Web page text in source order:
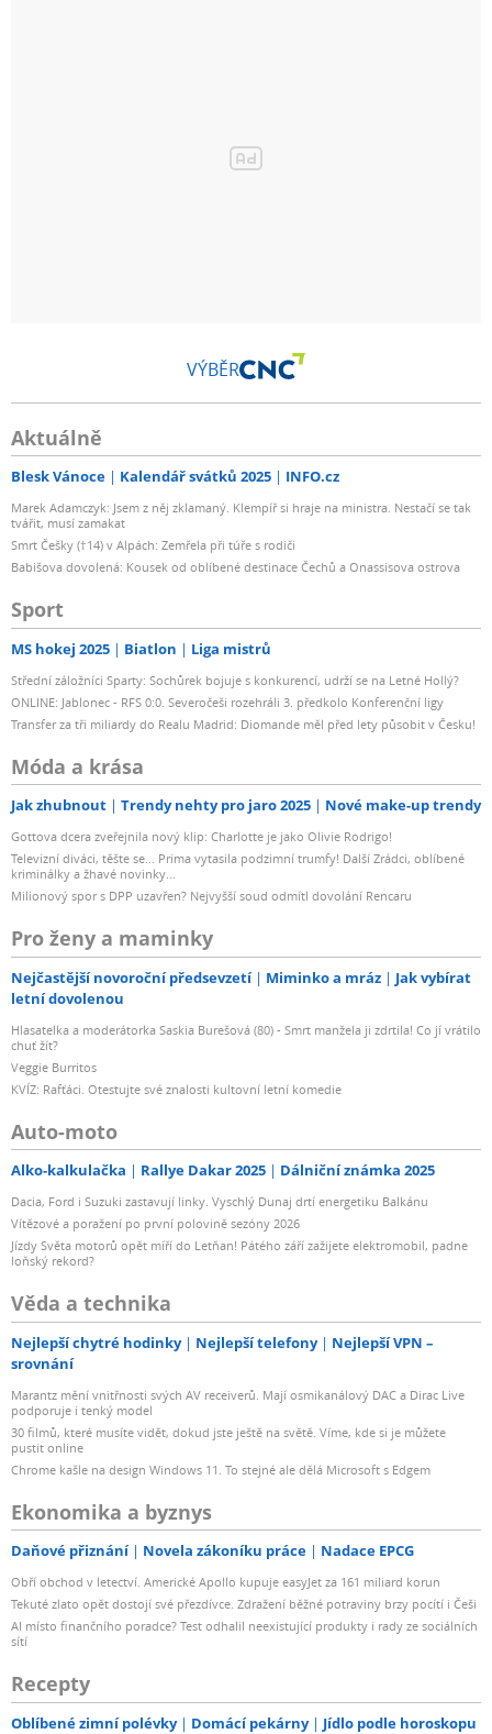
VÝBĚR
Aktuálně
Blesk Vánoce Kalendář svátků 2025 INFO.cz
Marek Adamczyk: Jsem z něj zklamaný. Klempíř si hraje na ministra. Nestačí se tak
tvářit, musí zamakat
Smrt Češky (†14) v Alpách: Zemřela při túře s rodiči
Babišova dovolená: Kousek od oblíbené destinace Čechů a Onassisova ostrova
Sport
MS hokej 2025 Biatlon Liga mistrů
Střední záložníci Sparty: Sochůrek bojuje s konkurencí, udrží se na Letné Hollý?
ONLINE: Jablonec - RFS 0:0. Severočeši rozehráli 3. předkolo Konferenční ligy
Transfer za tři miliardy do Realu Madrid: Diomande měl před lety působit v Česku!
Móda a krása
Jak zhubnout Trendy nehty pro jaro 2025 Nové make-up trendy
Gottova dcera zveřejnila nový klip: Charlotte je jako Olivie Rodrigo!
Televizní diváci, těšte se... Prima vytasila podzimní trumfy! Další Zrádci, oblíbené
kriminálky a žhavé novinky...
Milionový spor s DPP uzavřen? Nejvyšší soud odmítl dovolání Rencaru
Pro ženy a maminky
Nejčastější novoroční předsevzetí Miminko a mráz
Jak vybírat
letní dovolenou
Hlasatelka a moderátorka Saskia Burešová (80) - Smrt manžela ji zdrtila! Co jí vrátilo
chuť žít?
Veggie Burritos
KVÍZ: Rafťáci. Otestujte své znalosti kultovní letní komedie
Auto-moto
Alko-kalkulačka Rallye Dakar 2025 Dálniční známka 2025
Dacia, Ford i Suzuki zastavují linky. Vyschlý Dunaj drtí energetiku Balkánu
Vítězové a poražení po první polovině sezóny 2026
Jízdy Světa motorů opět míří do Letňan! Pátého září zažijete elektromobil, padne
loňský rekord?
Věda a technika
Nejlepší chytré hodinky Nejlepší telefony
Nejlepší VPN –
srovnání
Marantz mění vnitřnosti svých AV receiverů. Mají osmikanálový DAC a Dirac Live
podporuje i tenký model
30 filmů, které musíte vidět, dokud jste ještě na světě. Víme, kde si je můžete
pustit online
Chrome kašle na design Windows 11. To stejné ale dělá Microsoft s Edgem
Ekonomika a byznys
Daňové přiznání Novela zákoníku práce Nadace EPCG
Obří obchod v letectví. Americké Apollo kupuje easyJet za 161 miliard korun
Tekuté zlato opět dostojí své přezdívce. Zdražení běžné potraviny brzy pocítí i Češi
AI místo finančního poradce? Test odhalil neexistující produkty i rady ze sociálních
sítí
Recepty
Oblíbené zimní polévky Domácí pekárny Jídlo podle horoskopu